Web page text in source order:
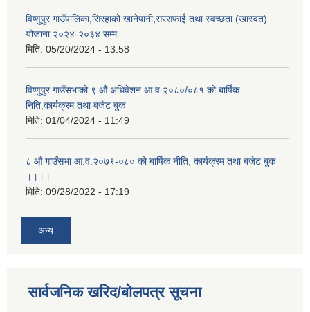
विष्णुपुर गाउँपालिका,सिरहाको खानेपानी,सरसफाई तथा स्वच्छता (खास्वत)
योजाना २०२४-२०३४ सम्म
मिति: 05/20/2024 - 13:58
विष्णुपुर गाउँसभाको ९ औं अधिवेशन आ.व.२०८०/०८१ को बार्षिक
निति,कार्यक्रम तथा बजेट बुक
मिति: 01/04/2024 - 11:49
८ औ गाउँसभा आ.व.२०७९-०८० को बार्षिक नीति, कार्यक्रम तथा बजेट बुक
।।।।
मिति: 09/28/2022 - 17:19
अन्य
सार्वजनिक खरिद/बोलपत्र सूचना